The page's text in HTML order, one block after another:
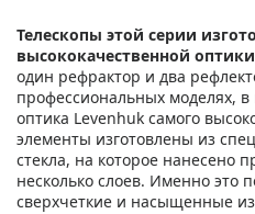
Телескопы этой серии
высококачественной
один рефрактор и два
профессиональных моделях,
оптика Levenhuk самого
элементы изготовлены из
стекла, на которое нанесено
несколько слоев. Именно это
сверхчеткие и насыщенные